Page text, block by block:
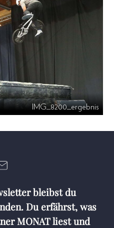
IMG_8200_ergebnis
bleibst du
Du erfährst, was
MONAT liest und